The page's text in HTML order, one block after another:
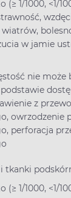
(≥ 1/1000, <1/
w jamie
nie może
z
owrzodzenie
perforacja
tkanki
(≥ 1/1000, <1/